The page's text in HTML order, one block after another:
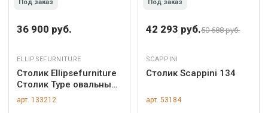
Под заказ
36 900 руб.
ELLIPSEFURNITURE
Столик Ellipsefurniture
Столик Type овальный,
основание D 29 см
(серый) арт.
арт. 133212
Под заказ
42 293 руб.50 688 руб.
SCAPPINI
Столик Scappini 134
арт. 53184